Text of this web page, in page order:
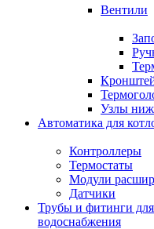
Вентили
Узлы
Автоматика для
Контроллеры
Термостаты
Модули
Датчики
Трубы и фитинги
водоснабжения